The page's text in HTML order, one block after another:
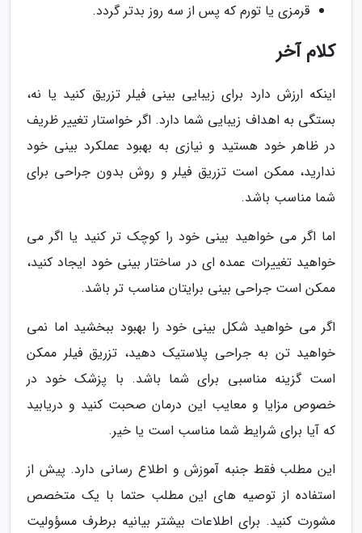
قرمزی یا تورم که پس از سه روز بدتر گردد.
کلام آخر
اینکه ارزش دارد برای زیبایی بینی فیلر تزریق کنید یا نه،
بستگی به اهداف زیبایی شما دارد. اگر خواستار تغییر ظریف
در ظاهر خود هستید و نیازی به بهبود عملکرد بینی خود
ندارید، ممکن است تزریق فیلر و روش بدون جراحی برای
شما مناسب باشد.
اما اگر می خواهید بینی خود را کوچک تر کنید یا اگر می
خواهید تغییرات عمده ای در ساختار بینی خود ایجاد کنید،
ممکن است جراحی بینی برایتان مناسب تر باشد.
اگر می خواهید شکل بینی خود را بهبود ببخشید اما نمی
خواهید تن به جراحی پلاستیک دهید، تزریق فیلر ممکن
است گزینه مناسبی برای شما باشد. با پزشک خود در
خصوص مزایا و معایب این درمان صحبت کنید و دریابید
که آیا برای شرایط شما مناسب است یا خیر.
این مطلب فقط جنبه آموزش و اطلاع رسانی دارد. پیش از
استفاده از توصیه های این مطلب حتما با یک متخصص
مشورت کنید. برای اطلاعات بیشتر بیانیه برطرف مسؤولیت